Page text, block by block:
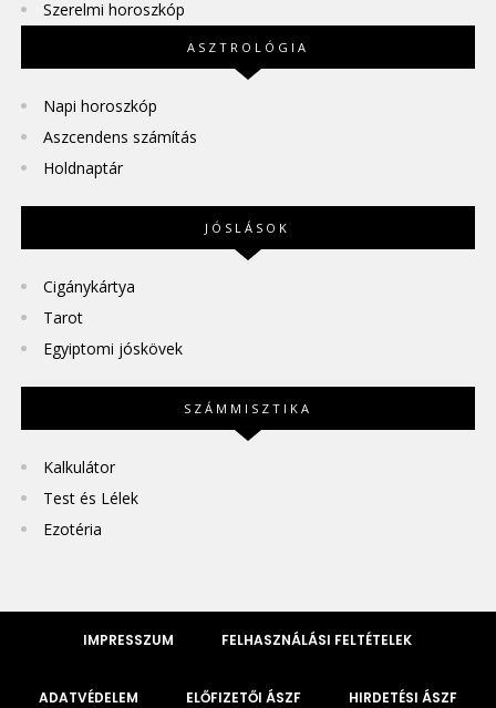
Szerelmi horoszkóp
ASZTROLÓGIA
Napi horoszkóp
Aszcendens számítás
Holdnaptár
JÓSLÁSOK
Cigánykártya
Tarot
Egyiptomi jóskövek
SZÁMMISZTIKA
Kalkulátor
Test és Lélek
Ezotéria
IMPRESSZUM FELHASZNÁLÁSI FELTÉTELEK
ADATVÉDELEM ELŐFIZETŐI ÁSZF HIRDETÉSI ÁSZF